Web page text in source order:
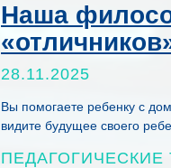
Наша
28.11.2025
Вы помогаете ребенку с
видите будущее своего